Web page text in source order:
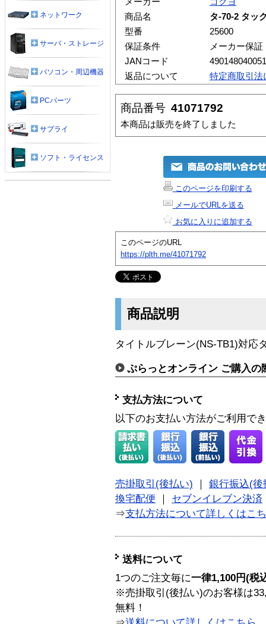
商品名
タ-70-2 タッ
型番
25600
保証条件
メーカー保証
JANコード
返品について
特定商取引法
商品番号 41071792
本商品は販売を終了しました
このページを印刷する
メールでURLを送る
お気に入りに追加する
このページのURL
https://plth.me/41071792
商品説明
タイトルブレーン(NS-TB1)対応
ぷらっとオンライン ご購入の
支払方法について
以下のお支払い方法がご利用で
売掛取引(後払い)
銀行振込(後
換宅配便
セブンイレブン決済
⇒支払方法について詳しくはこ
送料について
1つのご注文毎に一律1,100円(税
※売掛取引(後払い)のお客様は
無料！
ネットワーク
サーバ・ストレージ
パソコン・周辺機器
PCパーツ
サプライ
ソフト・ライセンス